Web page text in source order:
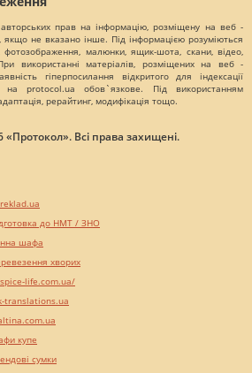
прав на інформацію, розміщену на веб -
якщо не вказано інше. Під інформацією розуміються
фотозображення, малюнки, ящик-шота, скани, відео,
використанні матеріалів, розміщених на веб -
гіперпосилання відкритого для індексації
на protocol.ua обов`язкове. Під використанням
рерайтинг, модифікація тощо.
Всі права захищені.
до НМТ / ЗНО
шафа
хворих
life.com.ua/
translations.ua
купе
сумки